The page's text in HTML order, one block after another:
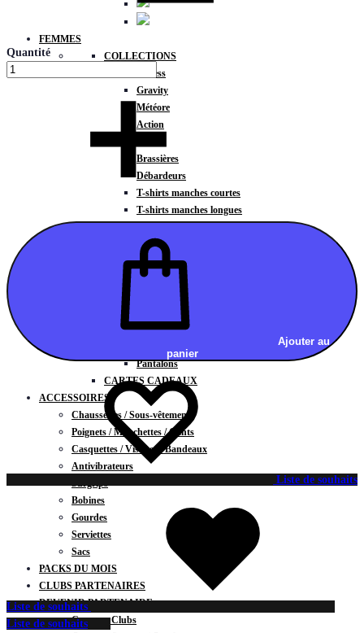
FEMMES
COLLECTIONS
Fitness
Gravity
Météore
Action
Brassières
Débardeurs
T-shirts manches courtes
T-shirts manches longues
Sweats à capuche
Sweats à capuche zippé
Vestes
BAS
Shorts
Pantalons
CARTES CADEAUX
ACCESSOIRES
Chaussettes / Sous-vêtements
Poignets / Manchettes / Gants
Casquettes / Visières / Bandeaux
Antivibrateurs
Surgrips
Bobines
Gourdes
Serviettes
Sacs
PACKS DU MOIS
CLUBS PARTENAIRES
DEVENIR PARTENAIRE
Contrats Clubs
Quantité
Ajouter au
panier
Liste de souhaits
Liste de souhaits
Liste de souhaits